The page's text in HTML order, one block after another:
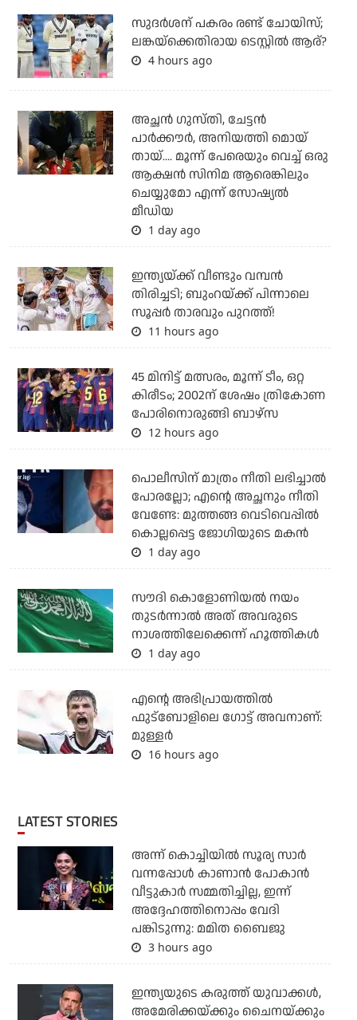
സുദര്‍ശന് പകരം രണ്ട് ചോയിസ്;
ലങ്കയ്‌ക്കെതിരായ ടെസ്റ്റില്‍ ആര്?
4 hours ago
അച്ഛന്‍ ഗുസ്തി, ചേട്ടന്‍
പാര്‍ക്കൗര്‍, അനിയത്തി മൊയ്
തായ്.... മൂന്ന് പേരെയും വെച്ച് ഒരു
ആക്ഷന്‍ സിനിമ ആരെങ്കിലും
ചെയ്യുമോ എന്ന് സോഷ്യല്‍
മീഡിയ
1 day ago
ഇന്ത്യയ്ക്ക് വീണ്ടും വമ്പന്‍
തിരിച്ചടി; ബുംറയ്ക്ക് പിന്നാലെ
സൂപ്പര്‍ താരവും പുറത്ത്!
11 hours ago
45 മിനിട്ട് മത്സരം, മൂന്ന് ടീം, ഒറ്റ
കിരീടം; 2002ന് ശേഷം ത്രികോണ
പോരിനൊരുങ്ങി ബാഴ്‌സ
12 hours ago
പൊലീസിന് മാത്രം നീതി ലഭിച്ചാല്‍
പോരല്ലോ; എന്റെ അച്ഛനും നീതി
വേണ്ടേ: മുത്തങ്ങ വെടിവെപ്പില്‍
കൊല്ലപ്പെട്ട ജോഗിയുടെ മകന്‍
1 day ago
സൗദി കൊളോണിയല്‍ നയം
തുടര്‍ന്നാല്‍ അത് അവരുടെ
നാശത്തിലേക്കെന്ന് ഹൂത്തികള്‍
1 day ago
എന്റെ അഭിപ്രായത്തില്‍
ഫുട്‌ബോളിലെ ഗോട്ട് അവനാണ്:
മുള്ളര്‍
16 hours ago
LATEST STORIES
അന്ന് കൊച്ചിയില്‍ സൂര്യ സാര്‍
വന്നപ്പോള്‍ കാണാന്‍ പോകാന്‍
വീട്ടുകാര്‍ സമ്മതിച്ചില്ല, ഇന്ന്
അദ്ദേഹത്തിനൊപ്പം വേദി
പങ്കിടുന്നു: മമിത ബൈജു
3 hours ago
ഇന്ത്യയുടെ കരുത്ത് യുവാക്കള്‍,
അമേരിക്കയ്ക്കും ചൈനയ്ക്കും